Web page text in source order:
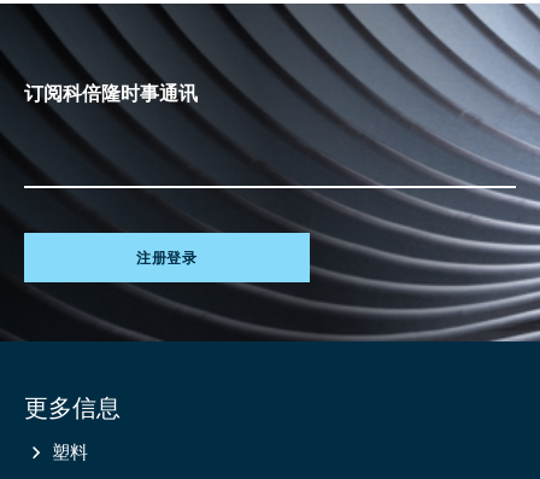
订阅科倍隆时事通讯
注册登录
information
更多信息
塑料